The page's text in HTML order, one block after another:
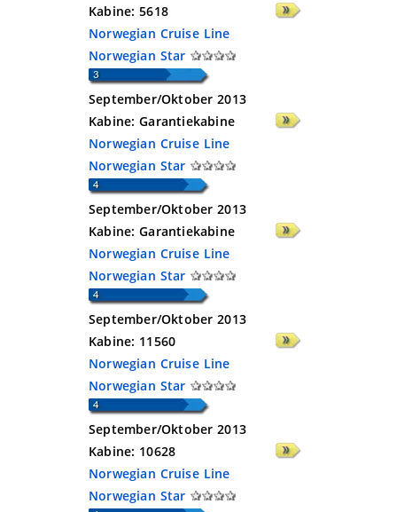
Kabine:5618
Norwegian Cruise Line
Norwegian Star
September/Oktober 2013
Kabine:Garantiekabine
Norwegian Cruise Line
Norwegian Star
September/Oktober 2013
Kabine:Garantiekabine
Norwegian Cruise Line
Norwegian Star
September/Oktober 2013
Kabine: 11560
Norwegian Cruise Line
Norwegian Star
September/Oktober 2013
Kabine: 10628
Norwegian Cruise Line
Norwegian Star